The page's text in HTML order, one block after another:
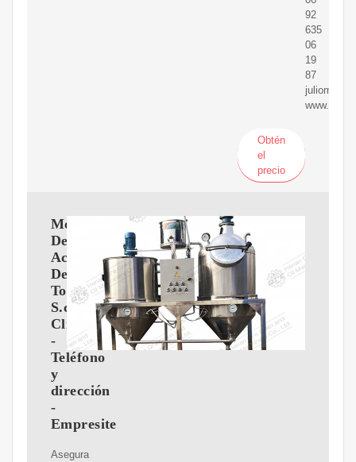
92
635
06
19
87
Obtén
el
precio
Molinos
De
Aceite
De
Toledo
S.coop.de
Clm.
-
Teléfono
y
dirección
-
Empresite
Asegura